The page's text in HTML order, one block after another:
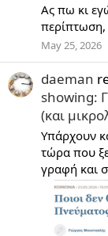
Ας πω κι
May 25, 2026
daeman
showing:
(και
Υπάρχουν
τώρα που
γραφή και